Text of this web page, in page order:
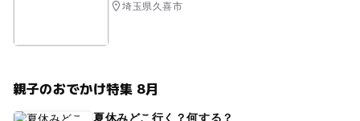
埼玉県久喜市
親子のおでかけ特集 8月
夏休みどこ行く？何する？